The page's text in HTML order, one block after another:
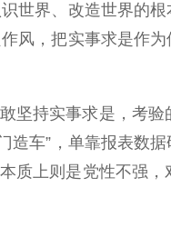
界、改造世界的根
风，把实事求是作
持实事求是，考验
造车”，单靠报表数
质上则是党性不强